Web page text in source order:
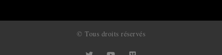
© Tous droits réservés